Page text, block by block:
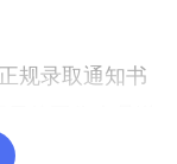
规录取通知书
，而且这个并